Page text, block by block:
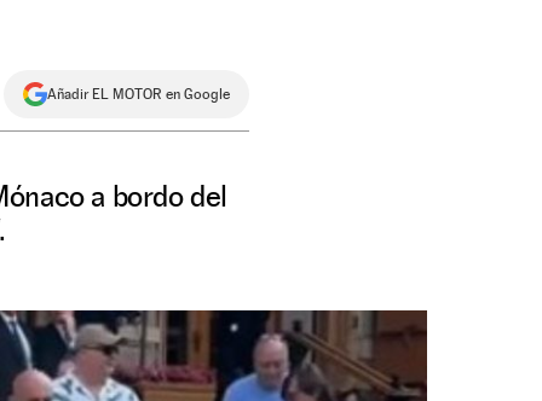
Añadir EL MOTOR en Google
a bordo del